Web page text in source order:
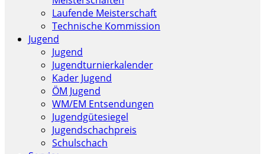
Laufende Meisterschaft
Technische Kommission
Jugend
Jugend
Jugendturnierkalender
Kader Jugend
ÖM Jugend
WM/EM Entsendungen
Jugendgütesiegel
Jugendschachpreis
Schulschach